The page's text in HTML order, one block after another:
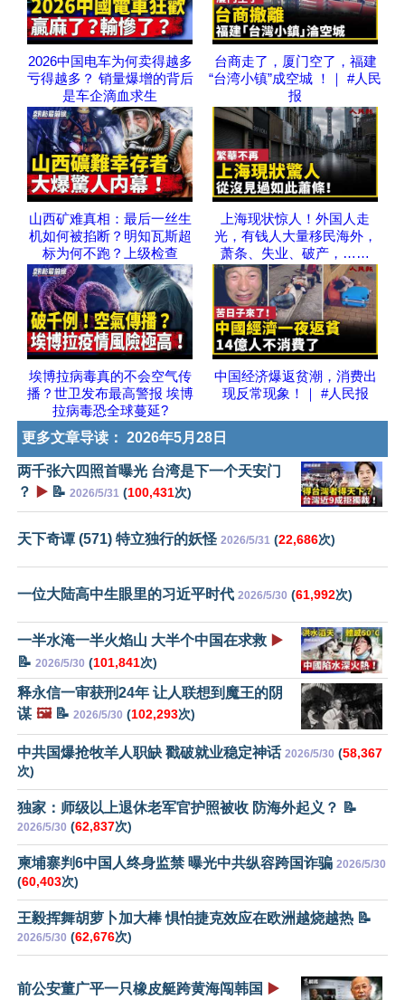
2026中国电车为何卖得越多
亏得越多？ 销量爆增的背后
是车企滴血求生
台商走了，厦门空了，福建
“台湾小镇”成空城 ！｜ #人民
报
山西矿难真相：最后一丝生
机如何被掐断？明知瓦斯超
标为何不跑？上级检查
上海现状惊人！外国人走
光，有钱人大量移民海外，
萧条、失业、破产，……
埃博拉病毒真的不会空气传
播？世卫发布最高警报 埃博
拉病毒恐全球蔓延?
中国经济爆返贫潮，消费出
现反常现象！｜ #人民报
更多文章导读： 2026年5月28日
两千张六四照首曝光 台湾是下一个天安门
？
▶️ 📝 2026/5/31 (100,431次)
天下奇谭 (571) 特立独行的妖怪 2026/5/31 (22,686次)
一位大陆高中生眼里的习近平时代 2026/5/30 (61,992次)
一半水淹一半火焰山 大半个中国在求救 ▶️
📝 2026/5/30 (101,841次)
释永信一审获刑24年 让人联想到魔王的阴
谋 🖼️📝 2026/5/30 (102,293次)
中共国爆抢牧羊人职缺 戳破就业稳定神话 2026/5/30 (58,367
次)
独家：师级以上退休老军官护照被收 防海外起义？ 📝
2026/5/30 (62,837次)
柬埔寨判6中国人终身监禁 曝光中共纵容跨国诈骗 2026/5/30
(60,403次)
王毅挥舞胡萝卜加大棒 惧怕捷克效应在欧洲越烧越热 📝
2026/5/30 (62,676次)
前公安董广平一只橡皮艇跨黄海闯韩国 ▶️